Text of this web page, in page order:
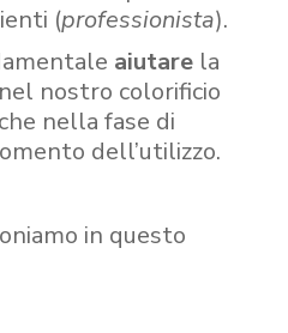
(professionista).
aiutare la
nostro colorificio
nella fase di
dell’utilizzo.
in questo